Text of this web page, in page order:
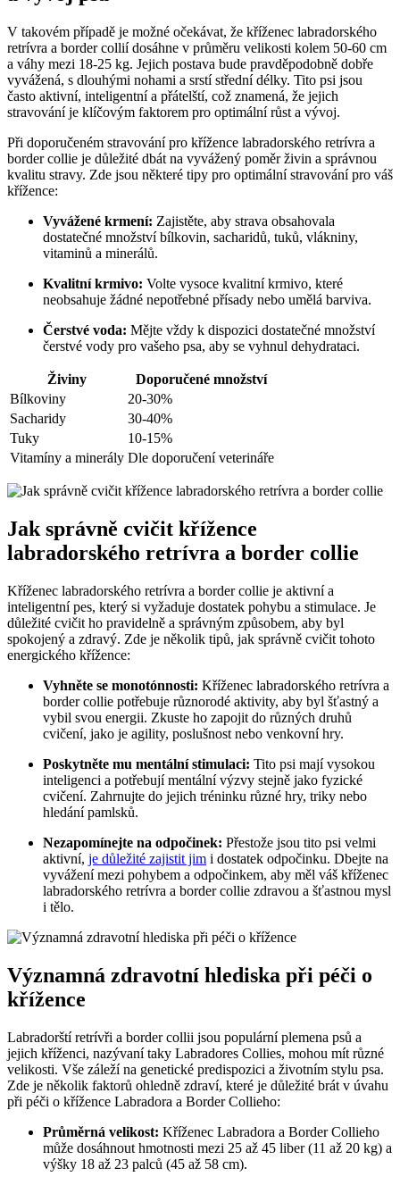
V takovém případě je možné očekávat, že kříženec labradorského
retrívra a border collií dosáhne v průměru velikosti kolem 50-60 cm
a váhy mezi 18-25 kg. Jejich postava bude pravděpodobně dobře
vyvážená, s dlouhými nohami a srstí střední délky. Tito psi jsou
často aktivní, inteligentní a přátelští, což znamená, že jejich
stravování je klíčovým faktorem pro optimální růst a vývoj.
Při doporučeném stravování pro křížence labradorského retrívra a
border collie je důležité dbát na vyvážený poměr živin a správnou
kvalitu stravy. Zde jsou některé tipy pro optimální stravování pro váš
křížence:
Vyvážené krmení: Zajistěte, aby strava obsahovala
dostatečné množství bílkovin, sacharidů, tuků, vlákniny,
vitaminů a minerálů.
Kvalitní krmivo: Volte vysoce kvalitní krmivo, které
neobsahuje žádné nepotřebné přísady nebo umělá barviva.
Čerstvé voda: Mějte vždy k dispozici dostatečné množství
čerstvé vody pro vašeho psa, aby se vyhnul dehydrataci.
Živiny
Doporučené množství
Bílkoviny
20-30%
Sacharidy
30-40%
Tuky
10-15%
Vitamíny a minerály Dle doporučení veterináře
Jak správně cvičit křížence
labradorského retrívra a border collie
Kříženec labradorského retrívra a border collie je aktivní a
inteligentní pes, který si vyžaduje dostatek pohybu a stimulace. Je
důležité cvičit ho pravidelně a správným způsobem, aby byl
spokojený a zdravý. Zde je několik tipů, jak správně cvičit tohoto
energického křížence:
Vyhněte se monotónnosti: Kříženec labradorského retrívra a
border collie potřebuje různorodé aktivity, aby byl šťastný a
vybil svou energii. Zkuste ho zapojit do různých druhů
cvičení, jako je agility, poslušnost nebo venkovní hry.
Poskytněte mu mentální stimulaci: Tito psi mají vysokou
inteligenci a potřebují mentální výzvy stejně jako fyzické
cvičení. Zahrnujte do jejich tréninku různé hry, triky nebo
hledání pamlsků.
Nezapomínejte na odpočinek: Přestože jsou tito psi velmi
aktivní, je důležité zajistit jim i dostatek odpočinku. Dbejte na
vyvážení mezi pohybem a odpočinkem, aby měl váš kříženec
labradorského retrívra a border collie zdravou a šťastnou mysl
i tělo.
Významná zdravotní hlediska při péči o
křížence
Labradorští retrívři a border collii jsou populární plemena psů a
jejich kříženci, nazývaní taky Labradores Collies, mohou mít různé
velikosti. Vše záleží na genetické predispozici a životním stylu psa.
Zde je několik faktorů ohledně zdraví, které je důležité brát v úvahu
při péči o křížence Labradora a Border Collieho:
Průměrná velikost: Kříženec Labradora a Border Collieho
může dosáhnout hmotnosti mezi 25 až 45 liber (11 až 20 kg) a
výšky 18 až 23 palců (45 až 58 cm).